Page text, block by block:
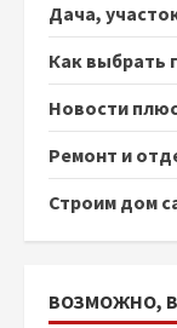
Дача,
Как выбрать
Новости
Ремонт и
Строим дом
ВОЗМОЖНО,